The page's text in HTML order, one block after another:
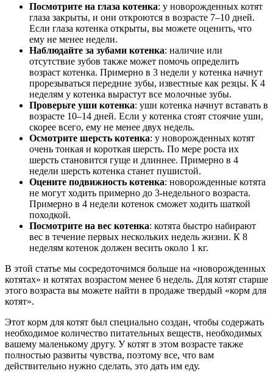
Посмотрите на глаза котенка: у новорожденных котят
глаза закрыты, и они откроются в возрасте 7–10 дней.
Если глаза котенка открыты, вы можете оценить, что
ему не менее недели.
Наблюдайте за зубами котенка: наличие или
отсутствие зубов также может помочь определить
возраст котенка. Примерно в 3 недели у котенка начнут
прорезываться передние зубы, известные как резцы. К 4
неделям у котенка вырастут все молочные зубы.
Проверьте уши котенка: уши котенка начнут вставать в
возрасте 10–14 дней. Если у котенка стоят стоячие уши,
скорее всего, ему не менее двух недель.
Осмотрите шерсть котенка: у новорожденных котят
очень тонкая и короткая шерсть. По мере роста их
шерсть становится гуще и длиннее. Примерно в 4
недели шерсть котенка станет пушистой.
Оцените подвижность котенка: новорожденные котята
не могут ходить примерно до 3-недельного возраста.
Примерно в 4 недели котенок сможет ходить шаткой
походкой.
Посмотрите на вес котенка: котята быстро набирают
вес в течение первых нескольких недель жизни. К 8
неделям котенок должен весить около 1 кг.
В этой статье мы сосредоточимся больше на «новорожденных
котятах» и котятах возрастом менее 6 недель. Для котят старше
этого возраста вы можете найти в продаже твердый «корм для
котят».
Этот корм для котят был специально создан, чтобы содержать
необходимое количество питательных веществ, необходимых
вашему маленькому другу. У котят в этом возрасте также
полностью развиты чувства, поэтому все, что вам
действительно нужно сделать, это дать им еду.